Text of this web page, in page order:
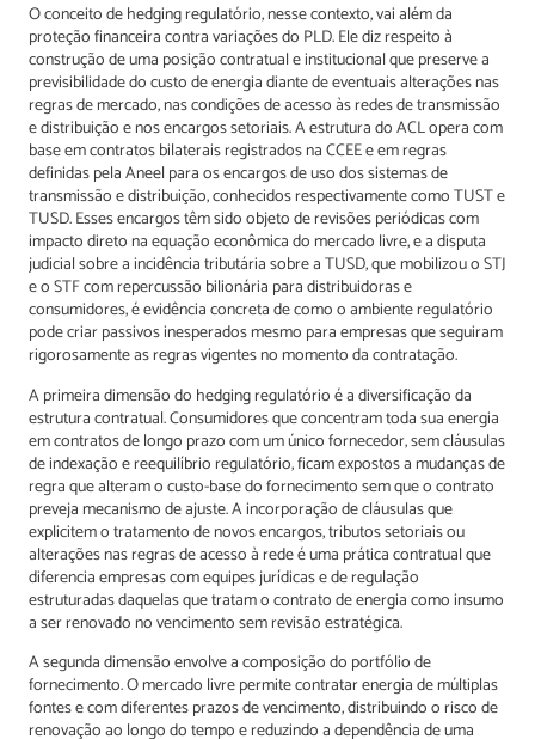
O conceito de hedging regulatório, nesse contexto, vai além da
proteção financeira contra variações do PLD. Ele diz respeito à
construção de uma posição contratual e institucional que preserve a
previsibilidade do custo de energia diante de eventuais alterações nas
regras de mercado, nas condições de acesso às redes de transmissão
e distribuição e nos encargos setoriais. A estrutura do ACL opera com
base em contratos bilaterais registrados na CCEE e em regras
definidas pela Aneel para os encargos de uso dos sistemas de
transmissão e distribuição, conhecidos respectivamente como TUST e
TUSD. Esses encargos têm sido objeto de revisões periódicas com
impacto direto na equação econômica do mercado livre, e a disputa
judicial sobre a incidência tributária sobre a TUSD, que mobilizou o STJ
e o STF com repercussão bilionária para distribuidoras e
consumidores, é evidência concreta de como o ambiente regulatório
pode criar passivos inesperados mesmo para empresas que seguiram
rigorosamente as regras vigentes no momento da contratação.
A primeira dimensão do hedging regulatório é a diversificação da
estrutura contratual. Consumidores que concentram toda sua energia
em contratos de longo prazo com um único fornecedor, sem cláusulas
de indexação e reequilíbrio regulatório, ficam expostos a mudanças de
regra que alteram o custo-base do fornecimento sem que o contrato
preveja mecanismo de ajuste. A incorporação de cláusulas que
explicitem o tratamento de novos encargos, tributos setoriais ou
alterações nas regras de acesso à rede é uma prática contratual que
diferencia empresas com equipes jurídicas e de regulação
estruturadas daquelas que tratam o contrato de energia como insumo
a ser renovado no vencimento sem revisão estratégica.
A segunda dimensão envolve a composição do portfólio de
fornecimento. O mercado livre permite contratar energia de múltiplas
fontes e com diferentes prazos de vencimento, distribuindo o risco de
renovação ao longo do tempo e reduzindo a dependência de uma